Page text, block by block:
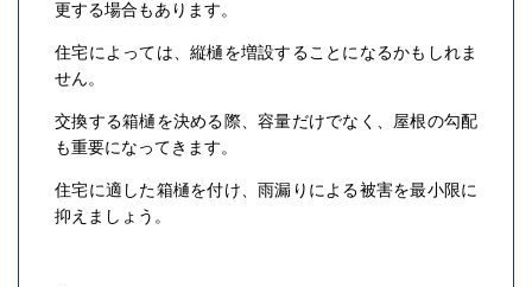
更する場合もあります。
住宅によっては、縦樋を増設することになるかもしれま
せん。
交換する箱樋を決める際、容量だけでなく、屋根の勾配
も重要になってきます。
住宅に適した箱樋を付け、雨漏りによる被害を最小限に
抑えましょう。